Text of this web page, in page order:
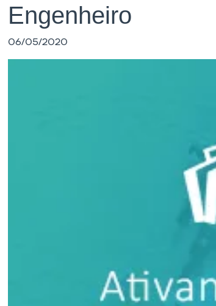
Engenheiro
06/05/2020